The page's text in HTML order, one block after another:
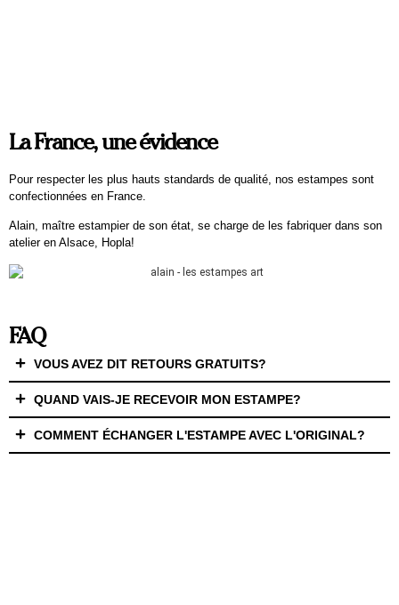
La France, une évidence
Pour respecter les plus hauts standards de qualité, nos estampes sont
confectionnées en France.
Alain, maître estampier de son état, se charge de les fabriquer dans son
atelier en Alsace, Hopla!
FAQ
VOUS AVEZ DIT RETOURS GRATUITS?
QUAND VAIS-JE RECEVOIR MON ESTAMPE?
COMMENT ÉCHANGER L'ESTAMPE AVEC L'ORIGINAL?